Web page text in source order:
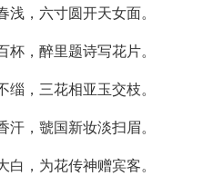
浅，六寸圆开天女面。
杯，醉里题诗写花片。
缁，三花相亚玉交枝。
汗，虢国新妆淡扫眉。
白，为花传神赠宾客。